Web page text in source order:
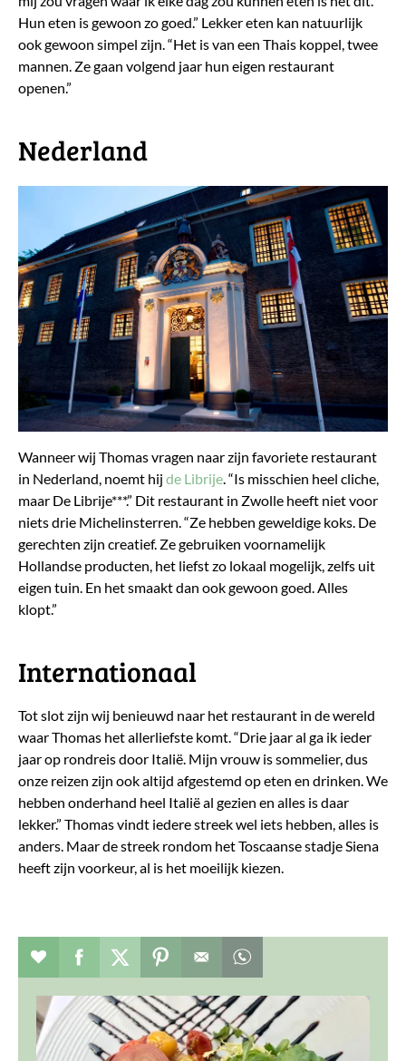
Hun eten is gewoon zo goed.” Lekker eten kan natuurlijk
ook gewoon simpel zijn. “Het is van een Thais koppel, twee
mannen. Ze gaan volgend jaar hun eigen restaurant
openen.”
Nederland
Wanneer wij Thomas vragen naar zijn favoriete restaurant
in Nederland, noemt hij de Librije. “Is misschien heel cliche,
maar De Librije***.” Dit restaurant in Zwolle heeft niet voor
niets drie Michelinsterren. “Ze hebben geweldige koks. De
gerechten zijn creatief. Ze gebruiken voornamelijk
Hollandse producten, het liefst zo lokaal mogelijk, zelfs uit
eigen tuin. En het smaakt dan ook gewoon goed. Alles
klopt.”
Internationaal
Tot slot zijn wij benieuwd naar het restaurant in de wereld
waar Thomas het allerliefste komt. “Drie jaar al ga ik ieder
jaar op rondreis door Italië. Mijn vrouw is sommelier, dus
onze reizen zijn ook altijd afgestemd op eten en drinken. We
hebben onderhand heel Italië al gezien en alles is daar
lekker.” Thomas vindt iedere streek wel iets hebben, alles is
anders. Maar de streek rondom het Toscaanse stadje Siena
heeft zijn voorkeur, al is het moeilijk kiezen.
Verhaal toevoegen aan favorieten
Deel dit op facebook
Deel dit op twitter
Deel dit op pinterest